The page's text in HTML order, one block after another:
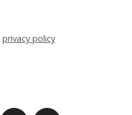
privacy policy